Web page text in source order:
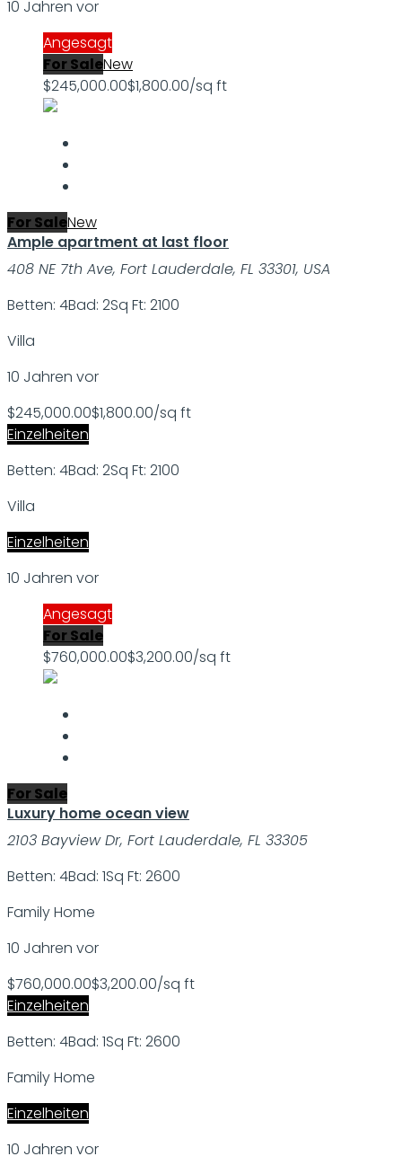
10 Jahren vor
Angesagt
For SaleNew
$245,000.00$1,800.00/sq ft
For SaleNew
Ample apartment at last floor
408 NE 7th Ave, Fort Lauderdale, FL 33301, USA
Betten: 4Bad: 2Sq Ft: 2100
Villa
10 Jahren vor
$245,000.00$1,800.00/sq ft
Einzelheiten
Betten: 4Bad: 2Sq Ft: 2100
Villa
Einzelheiten
10 Jahren vor
Angesagt
For Sale
$760,000.00$3,200.00/sq ft
For Sale
Luxury home ocean view
2103 Bayview Dr, Fort Lauderdale, FL 33305
Betten: 4Bad: 1Sq Ft: 2600
Family Home
10 Jahren vor
$760,000.00$3,200.00/sq ft
Einzelheiten
Betten: 4Bad: 1Sq Ft: 2600
Family Home
Einzelheiten
10 Jahren vor